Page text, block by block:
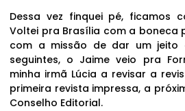
Dessa vez finquei pé, ficamos
Voltei pra Brasília com a boneca
com a missão de dar um jeito
seguintes, o Jaime veio pra
minha irmã Lúcia a revisar a
primeira revista impressa, a
Conselho Editorial.